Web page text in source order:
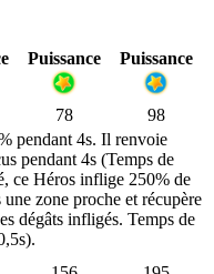
Puissance Puissance
78
98
pendant 4s. Il renvoie
pendant 4s (Temps de
ce Héros inflige 250% de
zone proche et récupère
dégâts infligés. Temps de